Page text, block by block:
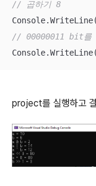
// 곱하기 8
Console.WriteLine(
// 00000011 bit를
Console.WriteLine(
project를 실행하고